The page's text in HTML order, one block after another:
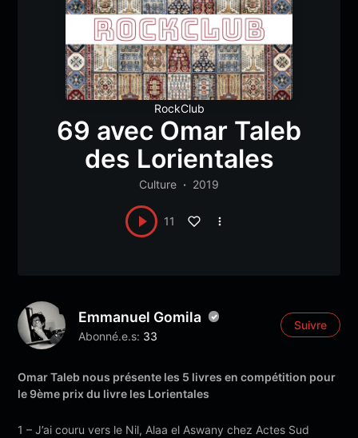
RockClub
69 avec Omar Taleb
des Lorientales
Culture 2019
11
Emmanuel Gomila
Abonné.e.s: 33
Suivre
Omar Taleb nous présente les 5 livres en compétition pour
le 9ème prix du livre les Lorientales
1 – J’ai couru vers le Nil, Alaa el Aswany chez Actes Sud